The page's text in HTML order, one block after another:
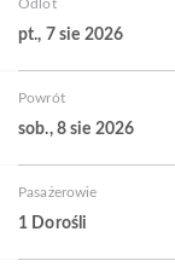
Odlot
pt., 7 sie 2026
Powrót
sob., 8 sie 2026
Pasażerowie
1 Dorośli